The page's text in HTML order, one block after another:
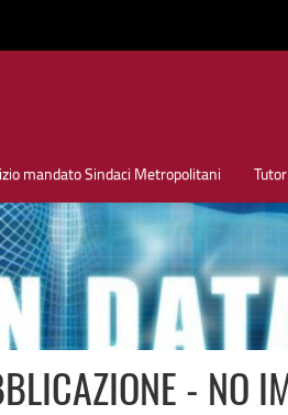
mandato Sindaci Metropolitani
- NO